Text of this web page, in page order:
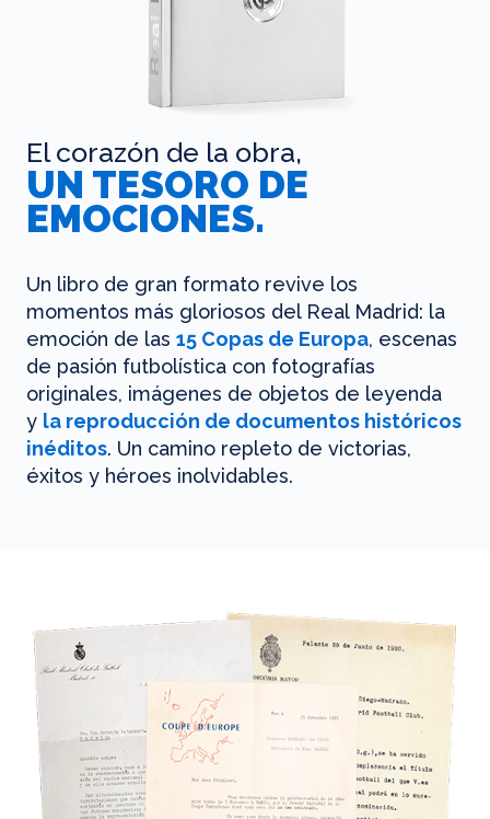
El corazón de la obra,
UN TESORO DE
EMOCIONES.
Un libro de gran formato revive los
momentos más gloriosos del Real Madrid: la
emoción de las 15 Copas de Europa, escenas
de pasión futbolística con fotografías
originales, imágenes de objetos de leyenda
y la reproducción de documentos históricos
inéditos. Un camino repleto de victorias,
éxitos y héroes inolvidables.